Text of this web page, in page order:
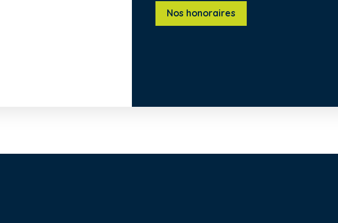
Nos honoraires